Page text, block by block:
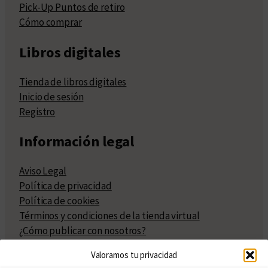
Valoramos tu privacidad
Pick-Up Puntos de retiro
Cómo comprar
Libros digitales
Tienda de libros digitales
Inicio de sesión
Registro
Información legal
Aviso Legal
Política de privacidad
Política de cookies
Términos y condiciones de la tienda virtual
¿Cómo publicar con nosotros?
Políticas de publicación